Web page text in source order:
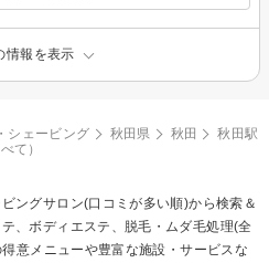
情報を表示
シェービング 秋田県 秋田
秋田駅
て）
ングサロン(口コミが多い順)から検索＆
、ボディエステ、脱毛・ムダ毛処理(全
意メニューや豊富な施設・サービスな